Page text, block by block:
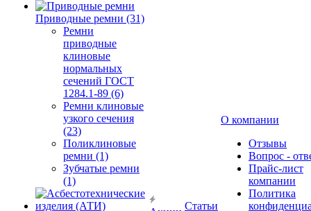
Приводные ремни (31)
Ремни
приводные
клиновые
нормальных
сечений ГОСТ
1284.1-89 (6)
Ремни клиновые
узкого сечения
(23)
Поликлиновые
ремни (1)
Зубчатые ремни
(1)
Статьи
О компании
Отзывы
Вопрос -
Прайс-лист
компании
Политика